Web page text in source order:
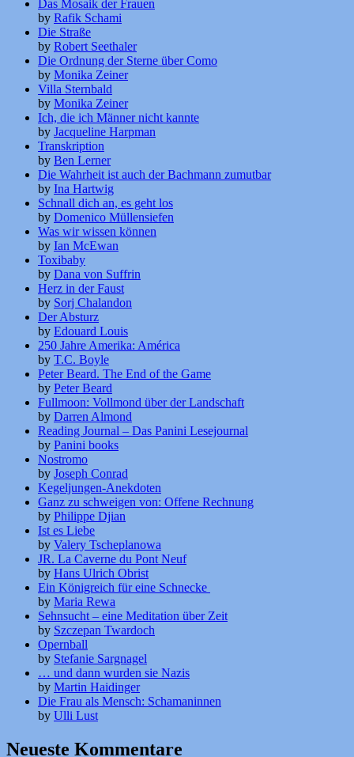
Das Mosaik der Frauen
by Rafik Schami
Die Straße
by Robert Seethaler
Die Ordnung der Sterne über Como
by Monika Zeiner
Villa Sternbald
by Monika Zeiner
Ich, die ich Männer nicht kannte
by Jacqueline Harpman
Transkription
by Ben Lerner
Die Wahrheit ist auch der Bachmann zumutbar
by Ina Hartwig
Schnall dich an, es geht los
by Domenico Müllensiefen
Was wir wissen können
by Ian McEwan
Toxibaby
by Dana von Suffrin
Herz in der Faust
by Sorj Chalandon
Der Absturz
by Edouard Louis
250 Jahre Amerika: América
by T.C. Boyle
Peter Beard. The End of the Game
by Peter Beard
Fullmoon: Vollmond über der Landschaft
by Darren Almond
Reading Journal – Das Panini Lesejournal
by Panini books
Nostromo
by Joseph Conrad
Kegeljungen-Anekdoten
Ganz zu schweigen von: Offene Rechnung
by Philippe Djian
Ist es Liebe
by Valery Tscheplanowa
JR. La Caverne du Pont Neuf
by Hans Ulrich Obrist
Ein Königreich für eine Schnecke
by Maria Rewa
Sehnsucht – eine Meditation über Zeit
by Szczepan Twardoch
Opernball
by Stefanie Sargnagel
… und dann wurden sie Nazis
by Martin Haidinger
Die Frau als Mensch: Schamaninnen
by Ulli Lust
Neueste Kommentare